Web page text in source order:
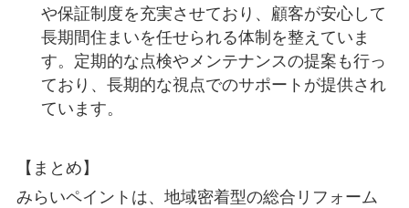
や保証制度を充実させており、顧客が安心して
長期間住まいを任せられる体制を整えていま
す。定期的な点検やメンテナンスの提案も行っ
ており、長期的な視点でのサポートが提供され
ています。
【まとめ】
みらいペイントは、地域密着型の総合リフォーム